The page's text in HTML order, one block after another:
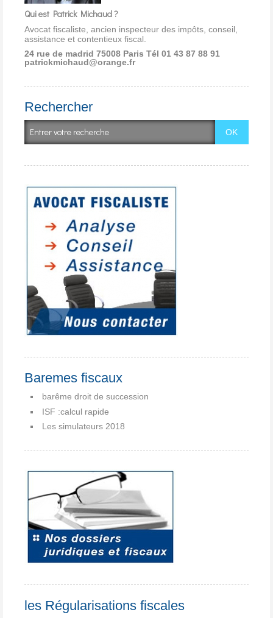
Qui est Patrick Michaud ?
Avocat fiscaliste, ancien inspecteur des impôts, conseil,
assistance et contentieux fiscal.
24 rue de madrid 75008 Paris Tél 01 43 87 88 91
patrickmichaud@orange.fr
Rechercher
Baremes fiscaux
barême droit de succession
ISF :calcul rapide
Les simulateurs 2018
les Régularisations fiscales